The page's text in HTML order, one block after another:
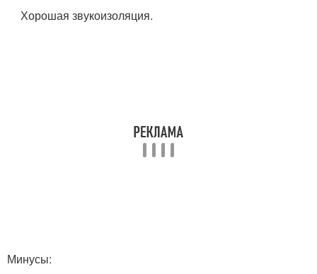
Хорошая звукоизоляция.
Минусы: